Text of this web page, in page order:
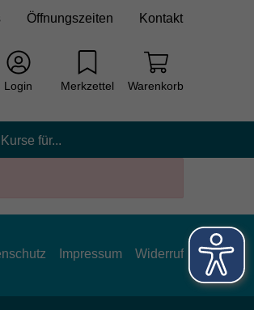
Öffnungszeiten Kontakt
Login Merkzettel Warenkorb
Kurse für...
Impressum Widerruf